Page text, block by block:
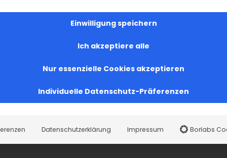
Einwilligung speichern
Ich akzeptiere alle
Nur essenzielle Cookies akzeptieren
Individuelle Datenschutz-Präferenzen
Datenschutzerklärung Impressum Borlabs